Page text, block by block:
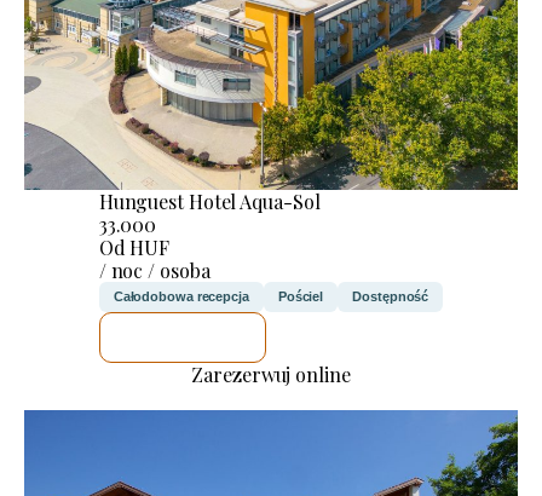
Hunguest Hotel Aqua-Sol
33.000
Od HUF
/ noc / osoba
Całodobowa recepcja Pościel Dostępność
Zarezerwuj online